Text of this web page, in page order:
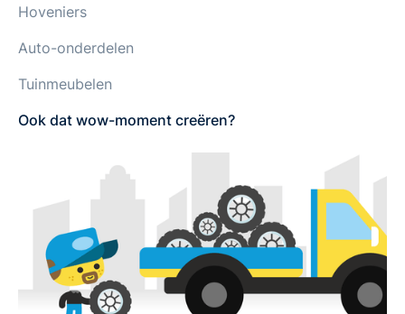
Hoveniers
Auto-onderdelen
Tuinmeubelen
Ook dat wow-moment creëren?